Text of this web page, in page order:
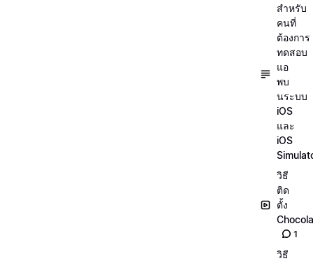
สำหรับ
คนที่
ต้องการ
ทดสอบ
แอ
พบ
นระบบ
iOS
และ
iOS
วิธี
ติด
ตั้ง
1
วิธี